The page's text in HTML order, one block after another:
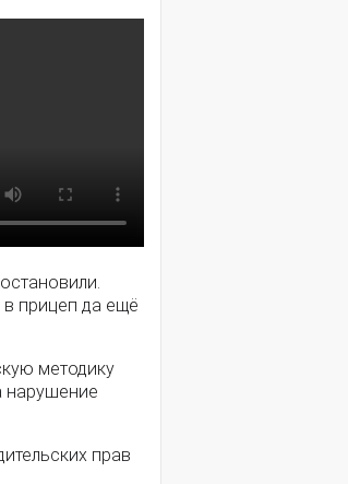
прицеп да ещё
методику
нарушение
прав